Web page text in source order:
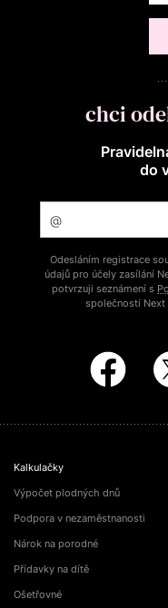
chci
do
Odesláním registrace
údajů pro účely zasílání
potvrzuji seznámení s
společností Next
Kalkulačky
Výpočet plodných dnů
Podpora v nezaměstnanosti
Nárok na porodné
Přídavky na dítě
Ošetřovné